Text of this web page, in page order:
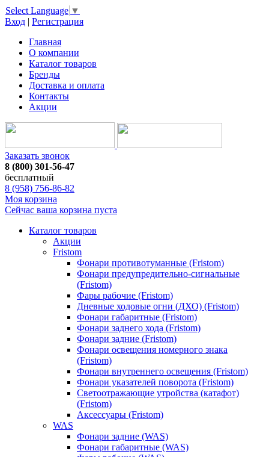
Select Language ▼
Вход | Регистрация
Главная
О компании
Каталог товаров
Бренды
Доставка и оплата
Контакты
Акции
Заказать звонок
8 (800) 301-56-47
бесплатный
8 (958) 756-86-82
Моя корзина
Сейчас ваша корзина пуста
Каталог товаров
Акции
Fristom
Фонари противотуманные (Fristom)
Фонари предупредительно-сигнальные
(Fristom)
Фары рабочие (Fristom)
Дневные ходовые огни (ДХО) (Fristom)
Фонари габаритные (Fristom)
Фонари заднего хода (Fristom)
Фонари задние (Fristom)
Фонари освещения номерного знака
(Fristom)
Фонари внутреннего освещения (Fristom)
Фонари указателей поворота (Fristom)
Светоотражающие утройства (катафот)
(Fristom)
Аксессуары (Fristom)
WAS
Фонари задние (WAS)
Фонари габаритные (WAS)